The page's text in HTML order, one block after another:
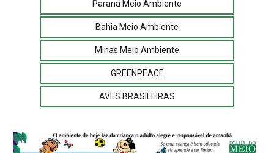
Paraná Meio Ambiente
Bahia Meio Ambiente
Minas Meio Ambiente
GREENPEACE
AVES BRASILEIRAS